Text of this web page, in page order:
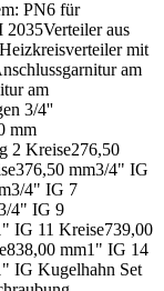
PN6 für
2035Verteiler aus
mit
am
am
3/4''
mm
2 Kreise276,50
mm3/4" IG
4" IG 7
4" IG 9
IG 11 Kreise739,00
mm1" IG 14
IG Kugelhahn Set